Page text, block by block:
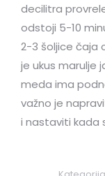
decilitra
odstoji 5-10
2-3 šoljice čaja
je ukus marulje
meda ima
važno je
i nastaviti kada